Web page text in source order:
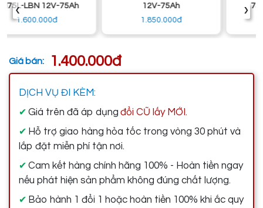
12V-75Ah
1.850.000đ
75D31R 12V-75Ah
1.600.000đ
‹ ›
Giá bán: 1.400.000đ
DỊCH VỤ ĐI KÈM:
✔ Giá trên đã áp dụng đổi CŨ lấy MỚI.
✔ Hỗ trợ giao hàng hỏa tốc trong vòng 30 phút và
lắp đặt miễn phí tận nơi.
✔ Cam kết hàng chính hãng 100% - Hoàn tiền ngay
nếu phát hiện sản phẩm không đúng chất lượng.
✔ Bảo hành 1 đổi 1 hoặc hoàn tiền 100% khi ắc quy